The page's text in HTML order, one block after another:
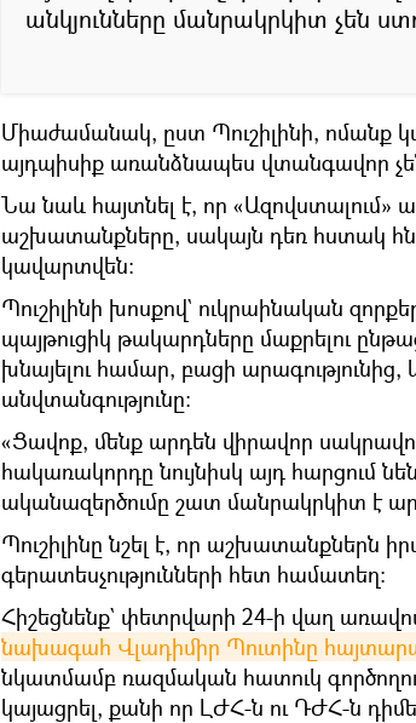
անկյունները մանրակրկիտ չեն
Միաժամանակ, ըստ Պուշիլինի, ոմանք
այդպիսիք առանձնապես վտանգավոր
Նա նաև հայտնել է, որ
աշխատանքները, սակայն դեռ հստակ
կավարտվեն։
Պուշիլինի խոսքով` ուկրաինական
պայթուցիկ թակարդները մաքրելու
խնայելու համար, բացի արագությունից,
անվտանգությունը։
«Ցավոք, մենք արդեն վիրավոր
հակառակորդը նույնիսկ այդ հարցում
ականազերծումը շատ մանրակրկիտ է
Պուշիլինը նշել է, որ աշխատանքներն
գերատեսչությունների հետ համատեղ։
Հիշեցնենք` փետրվարի 24-ի վաղ
նախագահ Վլադիմիր Պուտինը
նկատմամբ ռազմական հատուկ
կայացրել, քանի որ ԼԺՀ-ն ու ԴԺՀ-ն